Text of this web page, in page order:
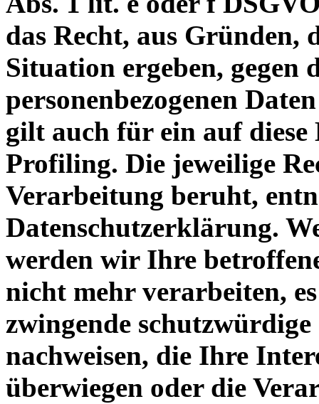
das Recht, aus Gründen,
Situation ergeben,
personenbezogenen
gilt auch für ein auf diese
Profiling. Die jeweilige
Verarbeitung beruht,
Datenschutzerklärung.
werden wir Ihre
nicht mehr verarbeiten,
zwingende
nachweisen, die Ihre
überwiegen oder die